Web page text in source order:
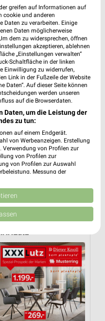
2,8 km
ab 08.08.
bis Fr. 14.08.
2,8 km
bis Fr. 14.08.
greifen auf Informationen auf
cookie und anderen
Daten zu verarbeiten. Einige
Daten möglicherweise
dem zu widersprechen, öffnen
akzeptieren, ablehnen
„Einstellungen verwalten“
Schaltfläche in der linken
Einwilligung zu widerrufen,
Link in der Fußzeile der Website
Daten“. Auf dieser Seite können
werden unseren
auf die Browserdaten.
Daten, um die Leistung der
zu tun:
auf einem Endgerät.
von Werbeanzeigen. Erstellung
Verwendung von Profilen zur
von Profilen zur
von Profilen zur Auswahl
Messung der
Quellen. Entwicklung und
reduzierter Daten zur Auswahl
Union weitergegeben und in die
Auswahl von